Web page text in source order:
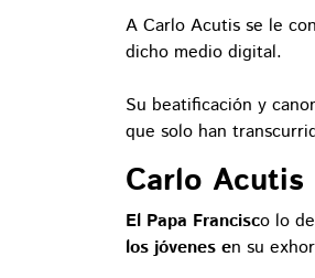
A Carlo Acutis se le
dicho medio digital.
Su beatificación y
que solo han
Carlo
El Papa Francisco lo
los jóvenes en su